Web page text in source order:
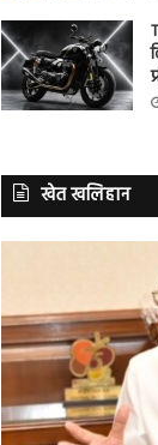
खेत खलिहान